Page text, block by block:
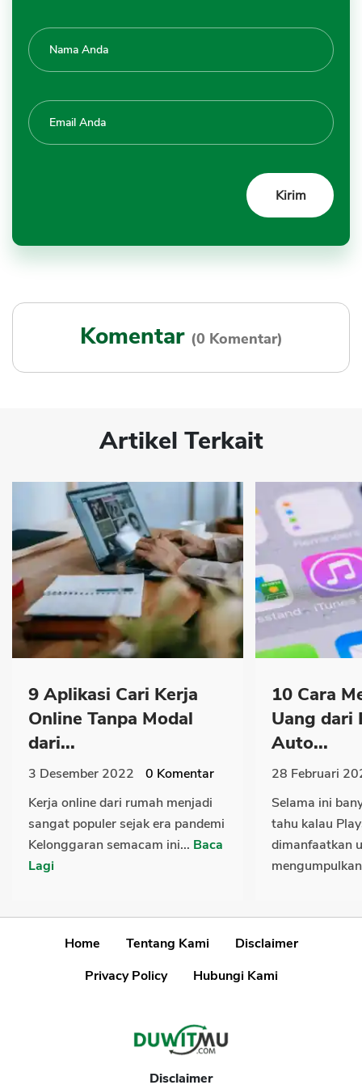
Komentar (0 Komentar)
Artikel Terkait
9 Aplikasi Cari Kerja
Online Tanpa Modal
dari...
3 Desember 2022 0 Komentar
Kerja online dari rumah menjadi
sangat populer sejak era pandemi
Kelonggaran semacam ini... Baca
Lagi
10 Cara
Uang dari
Auto...
28 Februari
Selama ini
tahu kalau
dimanfaatkan
Home Tentang Kami
Disclaimer
Privacy Policy
Hubungi Kami
Disclaimer